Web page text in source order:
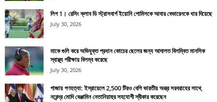
লিগ 1। রেসিং ক্লাব ডি স্ট্রাসবার্গ ইয়োনি গোমিসকে আবার বেভারেনকে ধার দিয়েছে
July 30, 2026
মাকে গুলি করে অভিযুক্ত প্রধান কোচের ছেলের জন্য আদালত বিলম্বিত মানসিক
স্বাস্থ্য পরীক্ষায় বিলম্ব করেছে
July 30, 2026
গাজায় গণহত্যা: ইস্রায়েলে 2,500 টিরও বেশি ভারতীয় অস্ত্র সরবরাহের সাথে,
নরেন্দ্র মোদি বেঞ্জামিন নেতানিয়াহুর সহযোগী স্বীকার করেছেন